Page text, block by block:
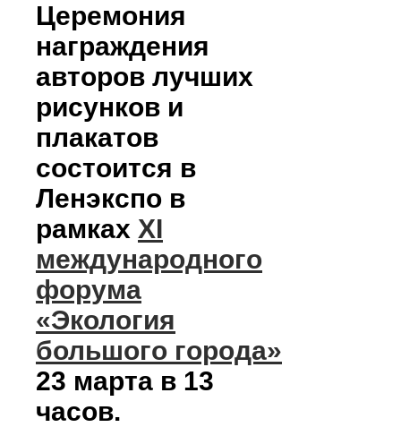
Церемония
награждения
авторов лучших
рисунков и
плакатов
состоится в
Ленэкспо в
рамках XI
международного
форума
«Экология
большого города»
23 марта в 13
часов.